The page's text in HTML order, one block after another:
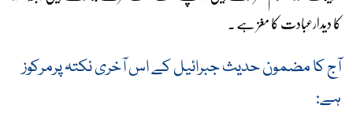
کا دیدارعبادت کا مغز ہے ۔
آج کا مضمون حدیث جبرائیل کے اس آخری نکتہ پرمرکوز
ہے: